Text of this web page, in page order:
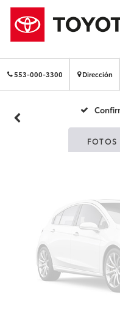
553-000-3300 Dirección
FOTOS
Por